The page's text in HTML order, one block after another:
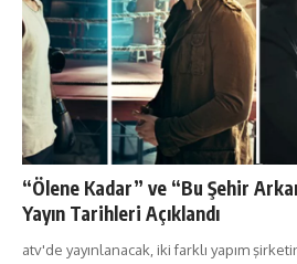
“Ölene Kadar” ve “Bu Şehir
Yayın Tarihleri Açıklandı
atv'de yayınlanacak, iki farklı yapım